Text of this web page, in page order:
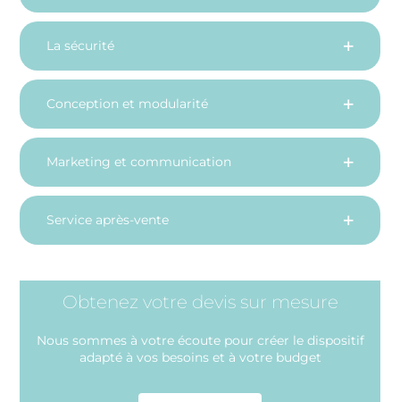
La sécurité
Conception et modularité
Marketing et communication
Service après-vente
Obtenez votre devis sur mesure
Nous sommes à votre écoute pour créer le dispositif
adapté à vos besoins et à votre budget